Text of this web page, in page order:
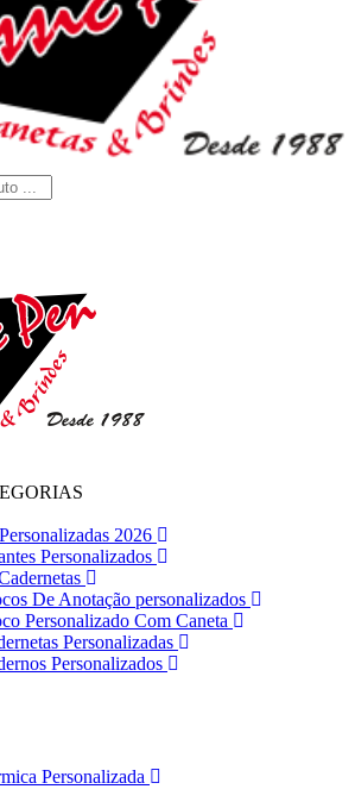
2026
Personalizados
De Anotação personalizados
Personalizado Com Caneta
Personalizadas
Personalizados
Personalizada